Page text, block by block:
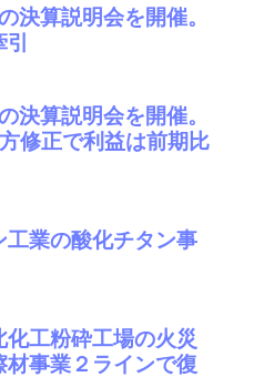
算説明会を開催。
決算説明会を開催。
修正で利益は前期比
業の酸化チタン事
工粉砕工場の火災
事業２ラインで復